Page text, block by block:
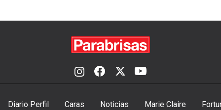
Diario Perfil Caras Noticias Marie Claire